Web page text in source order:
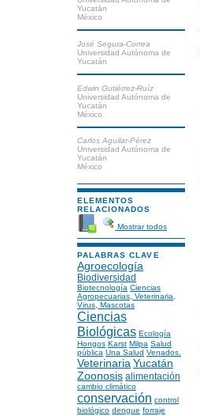
Yucatán
México
José Segura-Correa
Universidad Autónoma de
Yucatán
Edwin Gutiérrez-Ruíz
Universidad Autónoma de
Yucatán
México
Carlos Aguilar-Pérez
Universidad Autónoma de
Yucatán
México
ELEMENTOS
RELACIONADOS
Mostrar todos
PALABRAS CLAVE
Agroecología
Biodiversidad
Biotecnología Ciencias
Agropecuarias, Veterinaria,
Virus, Mascotas
Ciencias
Biológicas Ecología
Hongos Karst Milpa Salud
pública Una Salud Venados.
VeterinariaYucatán
Zoonosis alimentación
cambio climático
conservación control
biológico dengue forraje